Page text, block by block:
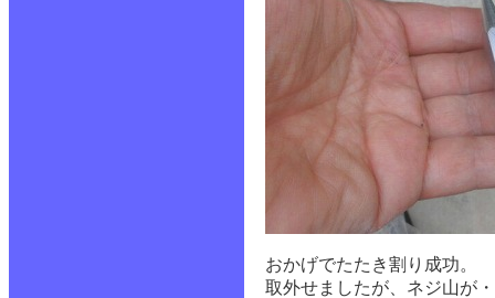
おかげでたたき割り成功。
取外せましたが、ネジ山が